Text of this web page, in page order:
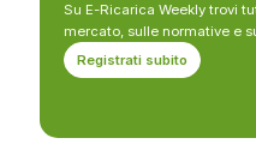
Su E-Ricarica Weekly trovi
mercato, sulle normative e
Registrati subito